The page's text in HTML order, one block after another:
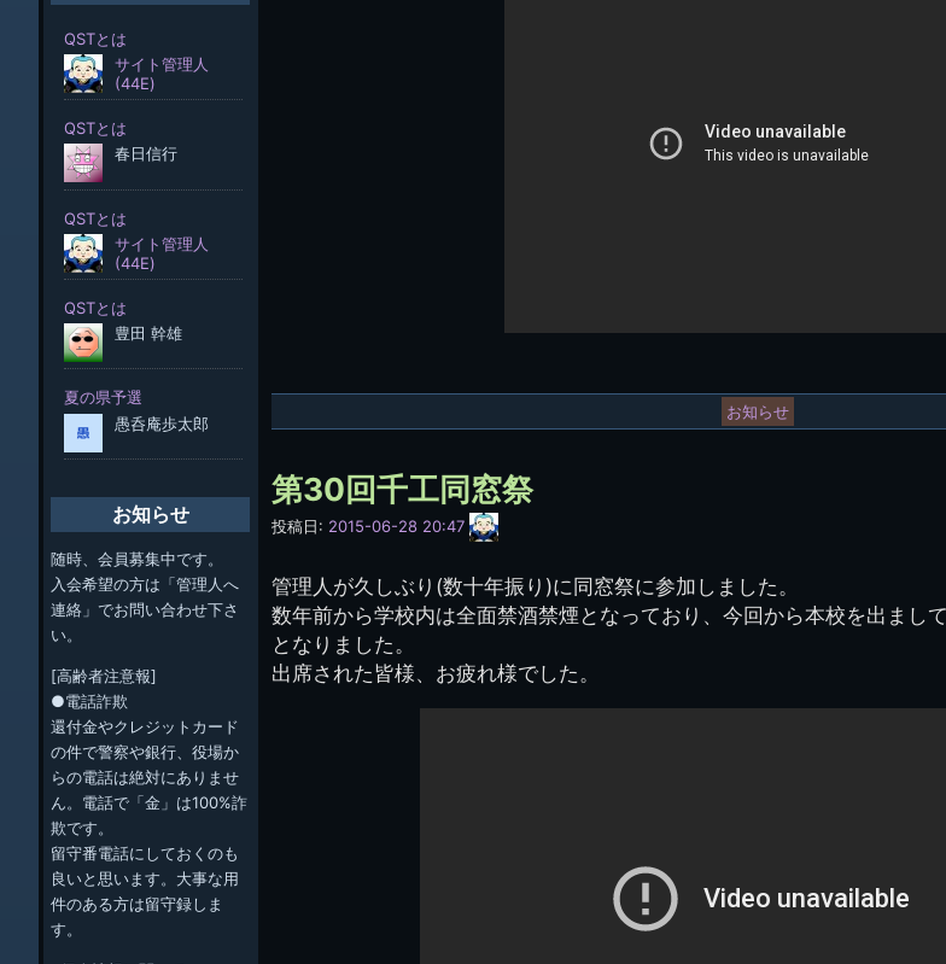
お知らせ
第30回千工同窓祭
投稿日: 2015-06-28 20:47
サ
イ
管
理
人
管理人が久しぶり(数十年振り)に同窓祭に参加しました。
数年前から学校内は全面禁酒禁煙となっており、今回から本校を出まし
となりました。
出席された皆様、お疲れ様でした。
お知らせ
随時、会員募集中です。
入会希望の方は「管理人へ
連絡」でお問い合わせ下さ
い。
[高齢者注意報]
●電話詐欺
還付金やクレジットカード
の件で警察や銀行、役場か
らの電話は絶対にありませ
ん。電話で「金」は100%詐
欺です。
留守番電話にしておくのも
良いと思います。大事な用
件のある方は留守録しま
す。